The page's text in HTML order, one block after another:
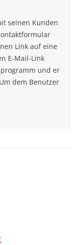
seinen Kunden
Link auf eine
E-Mail-Link
und er
dem Benutzer